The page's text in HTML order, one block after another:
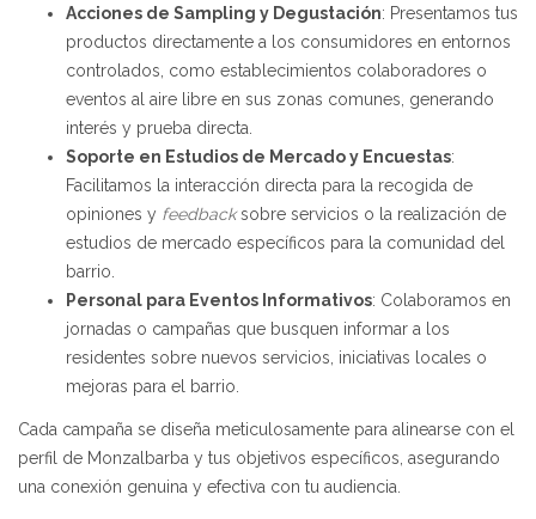
Acciones de Sampling y Degustación: Presentamos tus
productos directamente a los consumidores en entornos
controlados, como establecimientos colaboradores o
eventos al aire libre en sus zonas comunes, generando
interés y prueba directa.
Soporte en Estudios de Mercado y Encuestas:
Facilitamos la interacción directa para la recogida de
opiniones y feedbacksobre servicios o la realización de
estudios de mercado específicos para la comunidad del
barrio.
Personal para Eventos Informativos: Colaboramos en
jornadas o campañas que busquen informar a los
residentes sobre nuevos servicios, iniciativas locales o
mejoras para el barrio.
Cada campaña se diseña meticulosamente para alinearse con el
perfil de Monzalbarba y tus objetivos específicos, asegurando
una conexión genuina y efectiva con tu audiencia.